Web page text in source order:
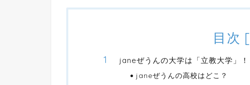
目次 [
janeぜうんの大学は「立教大学」！
janeぜうんの高校はどこ？